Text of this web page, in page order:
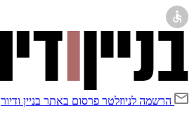
הרשמה לניוזלטר פרסום באתר בניין ודיור